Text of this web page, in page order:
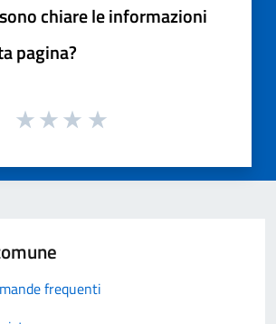
chiare le informazioni
pagina?
frequenti